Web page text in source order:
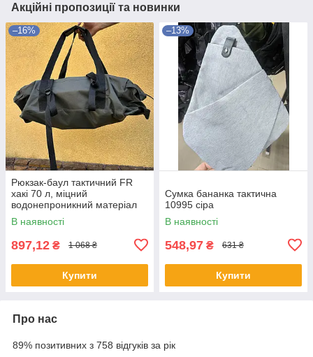
Акційні пропозиції та новинки
–16%
Рюкзак-баул тактичний FR
хакі 70 л, міцний
водонепроникний матеріал
600D, великий об'єм для
туризму, кемпінгу, альпінізму
В наявності
897,12 ₴ 1 068 ₴
Купити
–13%
Сумка бананка тактична
10995 сіра
В наявності
548,97 ₴ 631 ₴
Купити
Про нас
89% позитивних з 758 відгуків за рік